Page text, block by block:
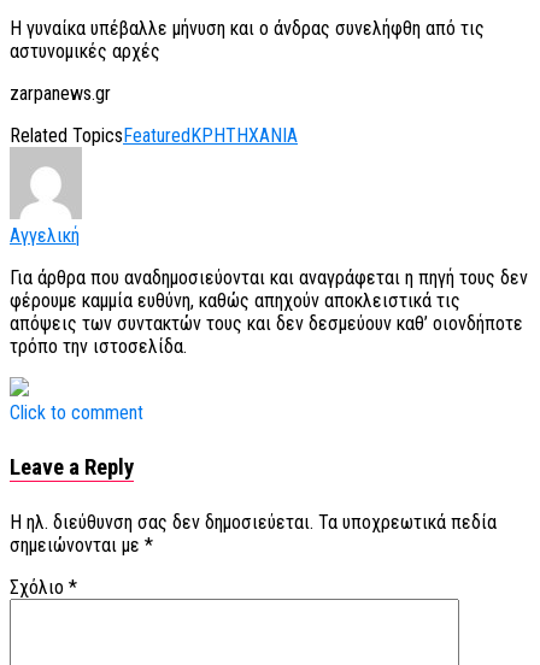
Η γυναίκα υπέβαλλε μήνυση και ο άνδρας συνελήφθη από τις
αστυνομικές αρχές
zarpanews.gr
Related Topics Featured ΚΡΗΤΗΧΑΝΙΑ
Αγγελική
Για άρθρα που αναδημοσιεύονται και αναγράφεται η πηγή τους δεν
φέρουμε καμμία ευθύνη, καθώς απηχούν αποκλειστικά τις
απόψεις των συντακτών τους και δεν δεσμεύουν καθ’ οιονδήποτε
τρόπο την ιστοσελίδα.
Click to comment
Leave a Reply
Η ηλ. διεύθυνση σας δεν δημοσιεύεται. Τα υποχρεωτικά πεδία
σημειώνονται με *
Σχόλιο *